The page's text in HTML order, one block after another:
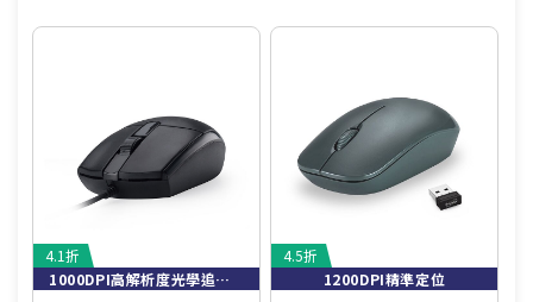
4.1折
1000DPI高解析度光學追蹤技術，定位精準
4.5折
1200DPI精準定位